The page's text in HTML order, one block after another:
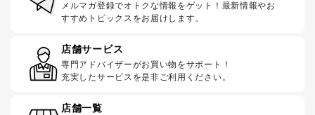
メルマガ登録でオトクな情報をゲット！最新情報やお
すすめトピックスをお届けします。
店舗サービス
専門アドバイザーがお買い物をサポート！
充実したサービスを是非ご利用ください。
店舗一覧